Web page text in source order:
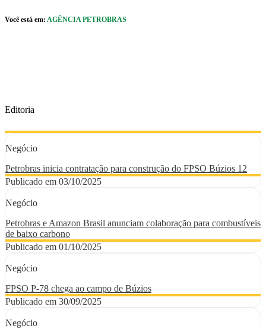
Você está em: AGÊNCIA PETROBRAS
Editoria
Negócio
Petrobras inicia contratação para construção do FPSO Búzios 12
Publicado em 03/10/2025
Negócio
Petrobras e Amazon Brasil anunciam colaboração para combustíveis
de baixo carbono
Publicado em 01/10/2025
Negócio
FPSO P-78 chega ao campo de Búzios
Publicado em 30/09/2025
Negócio
caixa de cookies